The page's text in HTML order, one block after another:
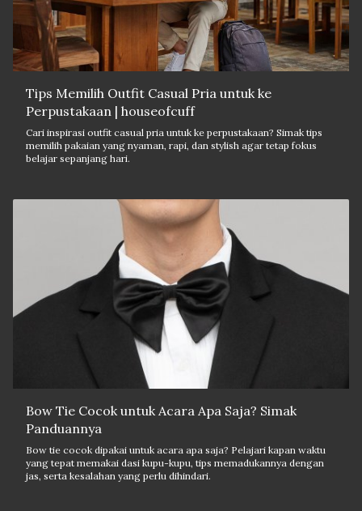
Tips Memilih Outfit Casual Pria untuk ke
Perpustakaan | houseofcuff
Cari inspirasi outfit casual pria untuk ke perpustakaan? Simak tips
memilih pakaian yang nyaman, rapi, dan stylish agar tetap fokus
belajar sepanjang hari.
Bow Tie Cocok untuk Acara Apa Saja? Simak
Panduannya
Bow tie cocok dipakai untuk acara apa saja? Pelajari kapan waktu
yang tepat memakai dasi kupu-kupu, tips memadukannya dengan
jas, serta kesalahan yang perlu dihindari.